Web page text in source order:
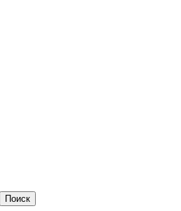
Поиск